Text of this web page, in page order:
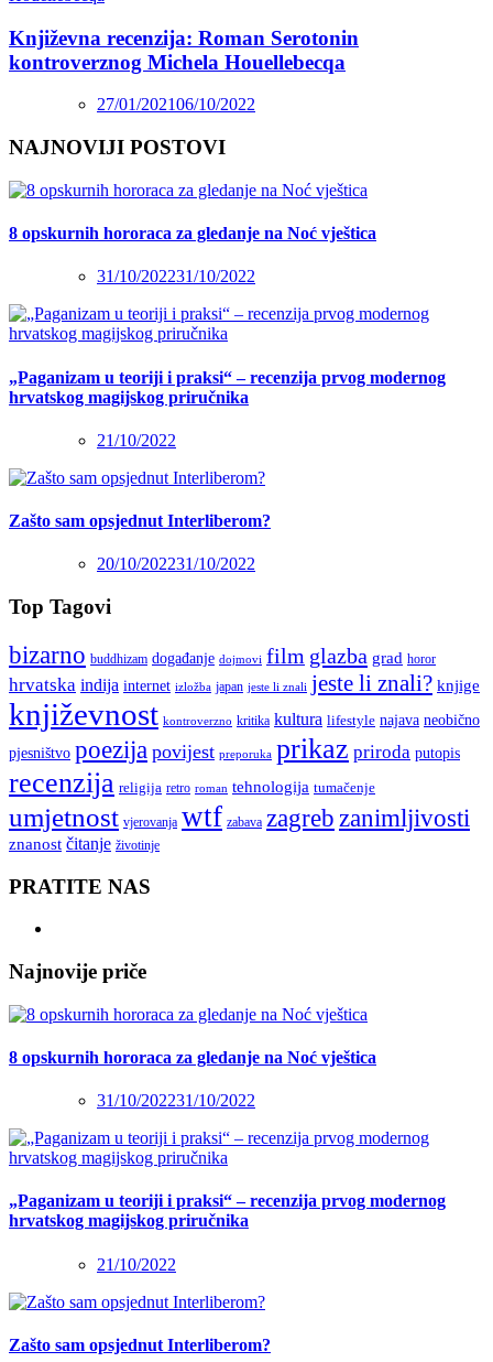
Književna recenzija: Roman Serotonin
kontroverznog Michela Houellebecqa
27/01/202106/10/2022
NAJNOVIJI POSTOVI
8 opskurnih hororaca za gledanje na Noć vještica
31/10/202231/10/2022
„Paganizam u teoriji i praksi“ – recenzija prvog modernog
hrvatskog magijskog priručnika
21/10/2022
Zašto sam opsjednut Interliberom?
20/10/202231/10/2022
Top Tagovi
bizarno buddhizam događanje dojmovi film glazba grad horor
hrvatska indija internet izložba japan jeste li znali jeste li znali? knjige
književnost kontroverzno kritika kultura lifestyle najava neobično
pjesništvo poezija povijest preporuka prikaz priroda putopis
recenzija religija retro roman tehnologija tumačenje
umjetnost vjerovanja wtf zabava zagreb zanimljivosti
znanost čitanje životinje
PRATITE NAS
Najnovije priče
8 opskurnih hororaca za gledanje na Noć vještica
31/10/202231/10/2022
„Paganizam u teoriji i praksi“ – recenzija prvog modernog
hrvatskog magijskog priručnika
21/10/2022
Zašto sam opsjednut Interliberom?